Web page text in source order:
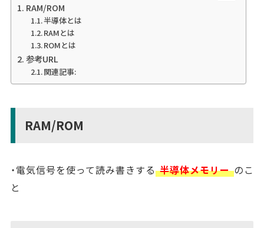
RAM/ROM
半導体とは
RAMとは
ROMとは
参考URL
関連記事:
RAM/ROM
・電気信号を使って読み書きする 半導体メモリー のこ
と